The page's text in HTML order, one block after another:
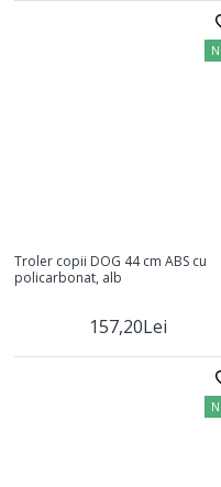
Troler copii DOG 44 cm ABS cu
policarbonat, alb
157,20Lei